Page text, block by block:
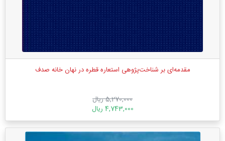
مقدمه‌ای بر شناخت‌پژوهی استعاره قطره در نهان خانه صدف
5,270,000 ریال
4,743,000 ریال